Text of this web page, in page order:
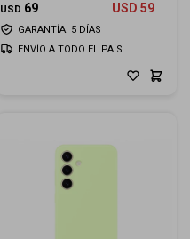
USD 69 USD 59
GARANTÍA: 5 DÍAS
ENVÍO A TODO EL PAÍS